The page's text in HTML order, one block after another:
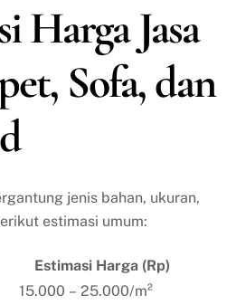
Harga Jasa
Sofa, dan
jenis bahan, ukuran,
estimasi umum:
Estimasi Harga (Rp)
15.000 – 25.000/m²